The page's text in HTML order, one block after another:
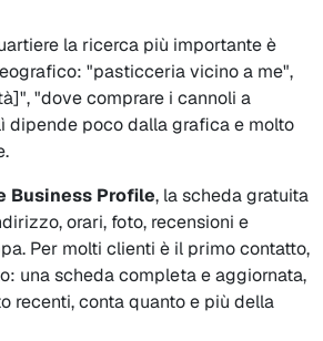
la ricerca più importante è
"pasticceria vicino a me",
"dove comprare i cannoli a
dipende poco dalla grafica e molto
Business Profile, la scheda gratuita
orari, foto, recensioni e
Per molti clienti è il primo contatto,
una scheda completa e aggiornata,
recenti, conta quanto e più della